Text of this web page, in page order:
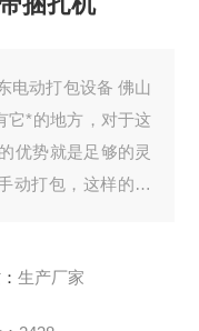
电动打包设备 佛山
它*的地方，对于这
优势就是足够的灵
动打包，这样的方
生产厂家